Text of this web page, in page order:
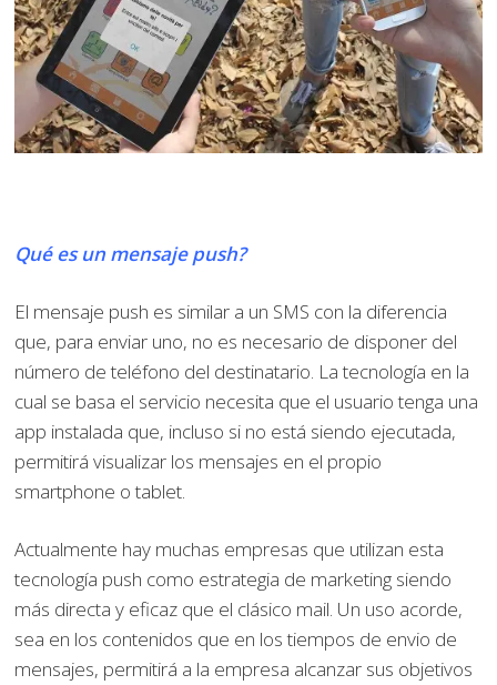
Qué es un mensaje push?
El mensaje push es similar a un SMS con la diferencia
que, para enviar uno, no es necesario de disponer del
número de teléfono del destinatario. La tecnología en la
cual se basa el servicio necesita que el usuario tenga una
app instalada que, incluso si no está siendo ejecutada,
permitirá visualizar los mensajes en el propio
smartphone o tablet.
Actualmente hay muchas empresas que utilizan esta
tecnología push como estrategia de marketing siendo
más directa y eficaz que el clásico mail. Un uso acorde,
sea en los contenidos que en los tiempos de envio de
mensajes, permitirá a la empresa alcanzar sus objetivos